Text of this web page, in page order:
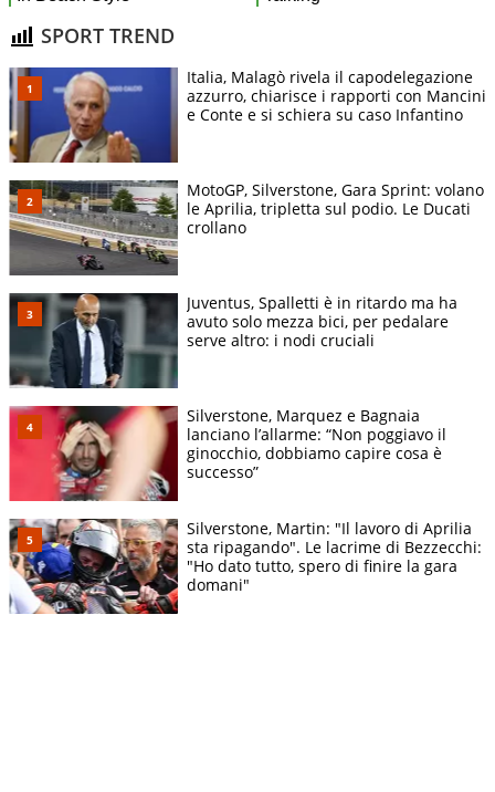
SPORT TREND
Italia, Malagò rivela il capodelegazione
azzurro, chiarisce i rapporti con Mancini
e Conte e si schiera su caso Infantino
MotoGP, Silverstone, Gara Sprint: volano
le Aprilia, tripletta sul podio. Le Ducati
crollano
Juventus, Spalletti è in ritardo ma ha
avuto solo mezza bici, per pedalare
serve altro: i nodi cruciali
Silverstone, Marquez e Bagnaia
lanciano l’allarme: “Non poggiavo il
ginocchio, dobbiamo capire cosa è
successo”
Silverstone, Martin: "Il lavoro di Aprilia
sta ripagando". Le lacrime di Bezzecchi:
"Ho dato tutto, spero di finire la gara
domani"